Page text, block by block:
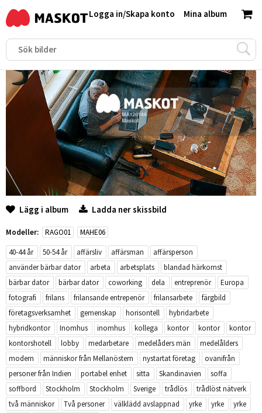
Mina album
Logga in/Skapa konto
Lägg i album Ladda ner skissbild
Modeller: RAGO01
MAHE06
40-44 år
50-54 år affärsliv affärsman
affärsperson
använder bärbar dator
arbeta arbetsplats
blandad härkomst
bärbar dator
bärbar dator coworking dela entreprenör
Europa
fotografi
frilans frilansande entrepenör frilansarbete
färgbild
företagsverksamhet
gemenskap horisontell
hybridarbete
hybridkontor
Inomhus inomhus kollega kontor kontor
kontor
kontorshotell
lobby medarbetare medelåders män
medelålders
modern
människor från Mellanöstern nystartat företag
ovanifrån
personer från Indien
portabel enhet sitta Skandinavien
soffa
soffbord
Stockholm Stockholm Sverige trådlös
trådlöst nätverk
två människor
Två personer välklädd avslappnad yrke yrke
yrke